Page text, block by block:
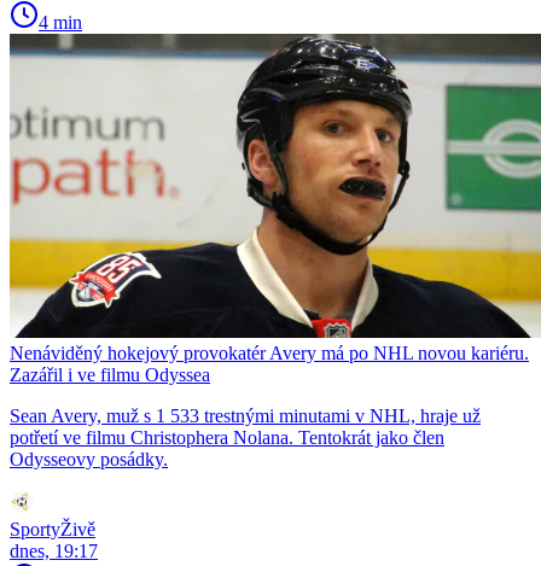
4 min
Nenáviděný hokejový provokatér Avery má po NHL novou kariéru.
Zazářil i ve filmu Odyssea
Sean Avery, muž s 1 533 trestnými minutami v NHL, hraje už
potřetí ve filmu Christophera Nolana. Tentokrát jako člen
Odysseovy posádky.
SportyŽivě
dnes, 19:17